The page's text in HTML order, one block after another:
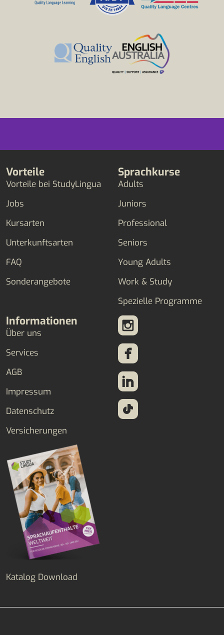
Vorteile
Vorteile bei StudyLingua
Jobs
Kursarten
Unterkunftsarten
FAQ
Sonderangebote
Sprachkurse
Adults
Juniors
Professional
Seniors
Young Adults
Work & Study
Spezielle Programme
Informationen
Über uns
Services
AGB
Impressum
Datenschutz
Versicherungen
Katalog Download